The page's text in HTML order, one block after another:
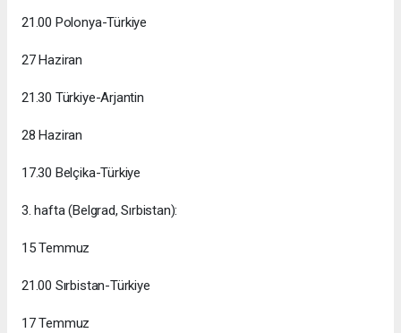
21.00 Polonya-Türkiye
27 Haziran
21.30 Türkiye-Arjantin
28 Haziran
17.30 Belçika-Türkiye
3. hafta (Belgrad, Sırbistan):
15 Temmuz
21.00 Sırbistan-Türkiye
17 Temmuz